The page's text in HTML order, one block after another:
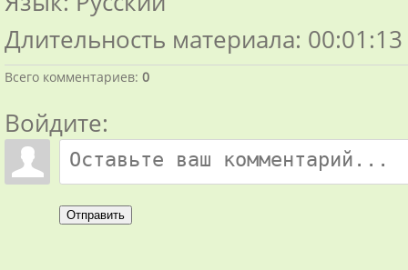
Длительность материала: 00:01:13
Всего комментариев: 0
Войдите:
Отправить